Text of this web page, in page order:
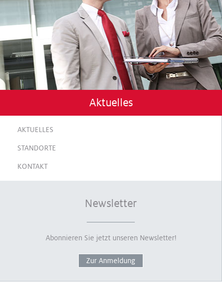
Aktuelles
AKTUELLES
STANDORTE
KONTAKT
Newsletter
Abonnieren Sie jetzt unseren Newsletter!
Zur Anmeldung